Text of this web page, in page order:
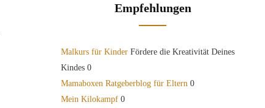
Empfehlungen
Malkurs für Kinder Fördere die Kreativität Deines
Kindes 0
Mamaboxen Ratgeberblog für Eltern 0
Mein Kilokampf 0